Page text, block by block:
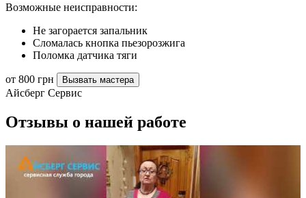
Возможные неисправности:
Не загорается запальник
Сломалась кнопка пьезорозжига
Поломка датчика тяги
от 800 грн Вызвать мастера
Айсберг Сервис
Отзывы о нашей работе